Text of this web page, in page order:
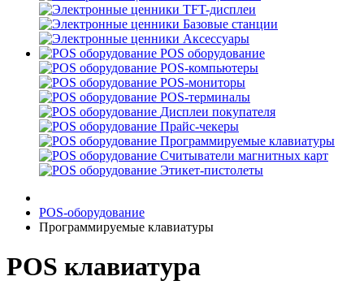
TFT-дисплеи
Базовые станции
Аксессуары
POS оборудование
POS-компьютеры
POS-мониторы
POS-терминалы
Дисплеи покупателя
Прайс-чекеры
Программируемые клавиатуры
Считыватели магнитных карт
Этикет-пистолеты
POS-оборудование
Программируемые клавиатуры
POS клавиатура